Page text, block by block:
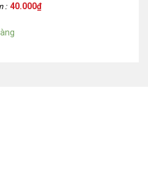
: 40.000₫